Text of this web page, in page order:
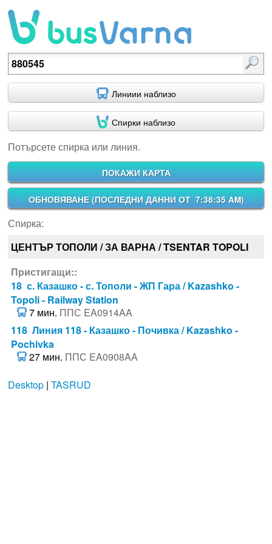
Потърсете спирка или линия.
Линиии наблизо
Спирки наблизо
Потърсете спирка или линия.
ПОКАЖИ КАРТА
ОБНОВЯВАНЕ (ПОСЛЕДНИ ДАННИ ОТ 7:38:35 AM)
Спирка:
ЦЕНТЪР ТОПОЛИ / ЗА ВАРНА / TSENTAR TOPOLI
Пристигащи::
18 с. Казашко - с. Тополи - ЖП Гара / Kazashko -
Topoli - Railway Station
7 мин. ППС EA0914AA
118 Линия 118 - Казашко - Почивка / Kazashko -
Pochivka
27 мин. ППС EA0908AA
Desktop| TASRUD